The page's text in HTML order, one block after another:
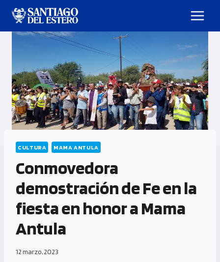
CULTURA MAMA ANTULA
Conmovedora
demostración de Fe en la
fiesta en honor a Mama
Antula
12 marzo, 2023